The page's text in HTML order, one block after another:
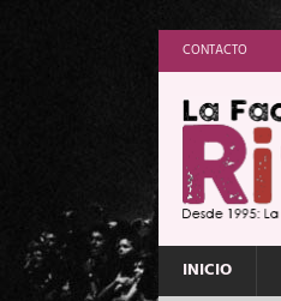
CONTACTO
INICIO